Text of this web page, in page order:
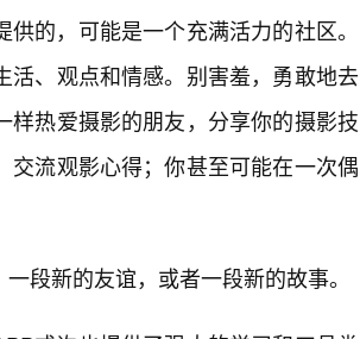
的，可能是一个充满活力的社区。
、观点和情感。别害羞，勇敢地去
热爱摄影的朋友，分享你的摄影技
流观影心得；你甚至可能在一次偶
段新的友谊，或者一段新的故事。